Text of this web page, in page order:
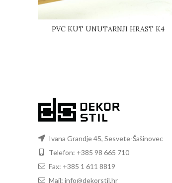
PVC KUT UNUTARNJI HRAST K4
Ivana Grandje 45, Sesvete-Šašinovec
Telefon: +385 98 665 710
Fax: +385 1 611 8819
Mail: info@dekorstil.hr